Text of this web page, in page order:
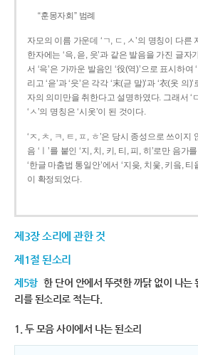
“훈몽자회” 범례
자모의 이름 가운데 ‘ㄱ, ㄷ, ㅅ’의 명칭이 다른
한자에는 ‘윽, 읃, 읏’과 같은 발음을 가진 글자
서 ‘윽’은 가까운 발음인 ‘役(역)’으로 표시하여
리고 ‘읃’과 ‘읏’은 각각 ‘末(귿 말)’과 ‘衣(옷 의
자의 의미만을 취한다고 설명하였다. 그래서 ‘
‘ㅅ’의 명칭은 ‘시옷’이 된 것이다.
‘ㅈ, ㅊ, ㅋ, ㅌ, ㅍ, ㅎ’은 당시 종성으로 쓰이지
음 ‘ㅣ’를 붙인 ‘지, 치, 키, 티, 피, 히’로만 음가
‘한글 마춤법 통일안’에서 ‘지읒, 치읓, 키읔,
이 확정되었다.
제3장 소리에 관한 것
제1절 된소리
제5항 한 단어 안에서 뚜렷한 까닭 없이 나는
리를 된소리로 적는다.
1. 두 모음 사이에서 나는 된소리